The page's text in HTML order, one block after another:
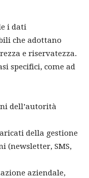
i dati
che adottano
e riservatezza.
specifici, come ad
dell’autorità
della gestione
(newsletter, SMS,
aziendale,